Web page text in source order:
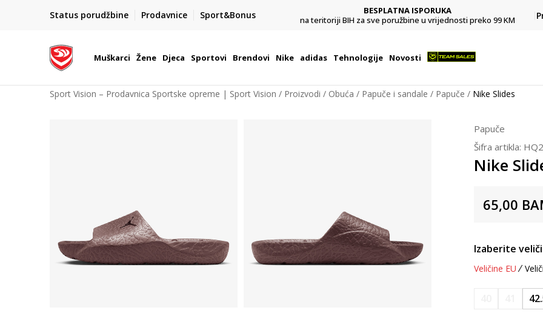
Status porudžbine Prodavnice Sport&Bonus
POZOVITE NAS NA : 055/490-400
Pon-Pet od 9h - 16h
BESPLATNA ISPORUKA
na teritoriji BIH za sve poružbine u vrijednosti preko 99 KM
Muškarci Žene Djeca Sportovi Brendovi Nike adidas Tehnologije Novosti
Sport Vision – Prodavnica Sportske opreme | Sport Vision Proizvodi Obuća Papuče i sandale Papuče Nike Slides
Papuče
Šifra artikla:
Nike
65,00
Izaberite
Veličine EU